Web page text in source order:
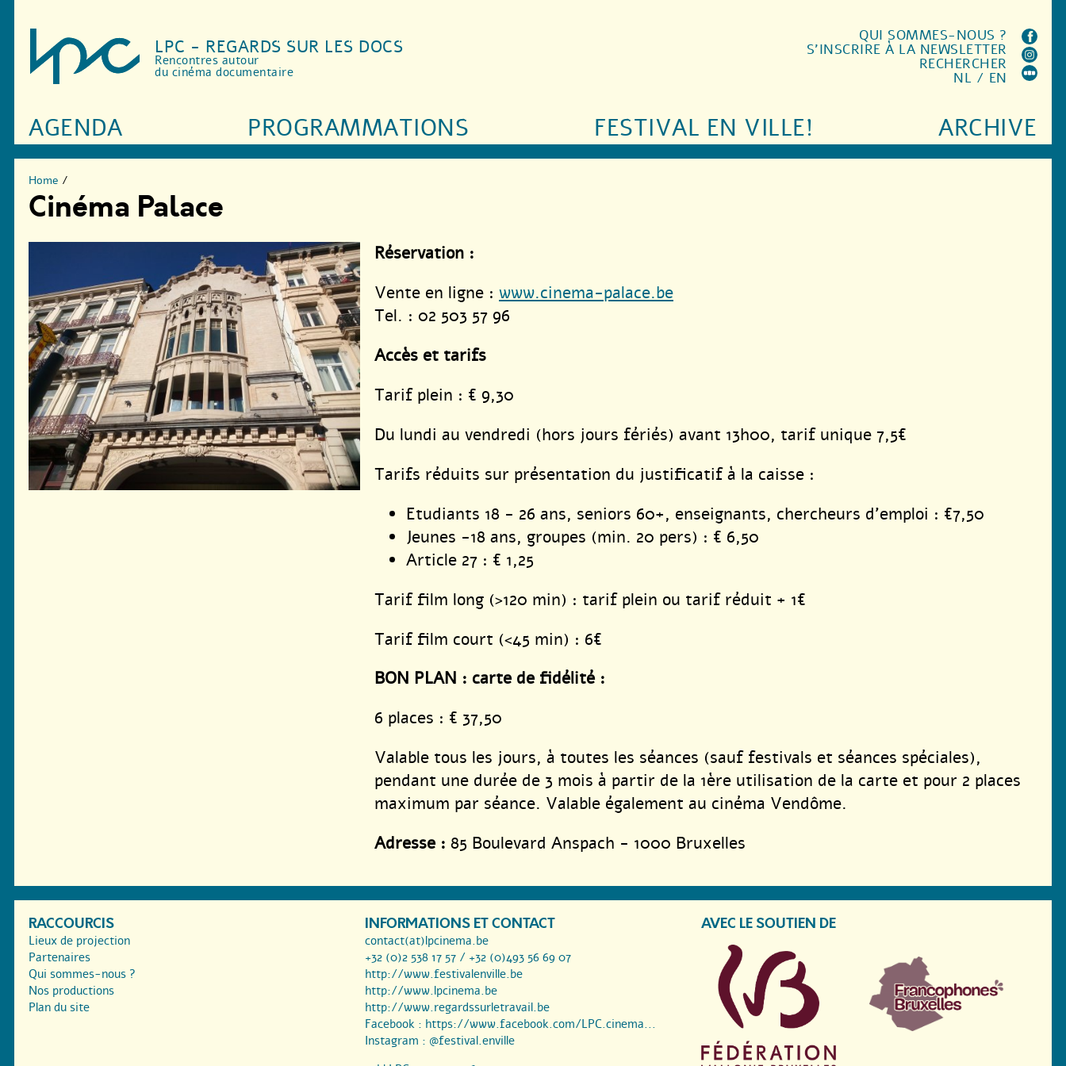
LPC - REGARDS SUR LES DOCS
Rencontres autour
du cinéma documentaire
AGENDA PROGRAMMATIONS FESTIVAL EN VILLE! ARCHIVE
QUI SOMMES-NOUS ?
S'INSCRIRE À LA NEWSLETTER
RECHERCHER
NL / EN
Home /
Cinéma Palace
Réservation :
Vente en ligne : www.cinema-palace.be
Tel. : 02 503 57 96
Accès et tarifs
Tarif plein : € 9,30
Du lundi au vendredi (hors jours fériés) avant 13h00, tarif unique 7,5€
Tarifs réduits sur présentation du justificatif à la caisse :
Etudiants 18 - 26 ans, seniors 60+, enseignants, chercheurs d’emploi : €7,50
Jeunes -18 ans, groupes (min. 20 pers) : € 6,50
Article 27 : € 1,25
Tarif film long (>120 min) : tarif plein ou tarif réduit + 1€
Tarif film court (<45 min) : 6€
BON PLAN : carte de fidélité :
6 places : € 37,50
Valable tous les jours, à toutes les séances (sauf festivals et séances spéciales),
pendant une durée de 3 mois à partir de la 1ère utilisation de la carte et pour 2 places
maximum par séance. Valable également au cinéma Vendôme.
Adresse : 85 Boulevard Anspach - 1000 Bruxelles
RACCOURCIS
Lieux de projection
Partenaires
Qui sommes-nous ?
Nos productions
Plan du site
INFORMATIONS ET CONTACT
contact(at)lpcinema.be
+32 (0)2 538 17 57 / +32 (0)493 56 69 07
http://www.festivalenville.be
http://www.lpcinema.be
http://www.regardssurletravail.be
Facebook : https://www.facebook.com/LPC.cinema...
Instagram : @festival.enville
AVEC LE SOUTIEN DE